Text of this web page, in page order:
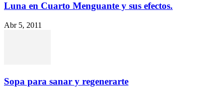
Luna en Cuarto Menguante y sus efectos.
Abr 5, 2011
Sopa para sanar y regenerarte